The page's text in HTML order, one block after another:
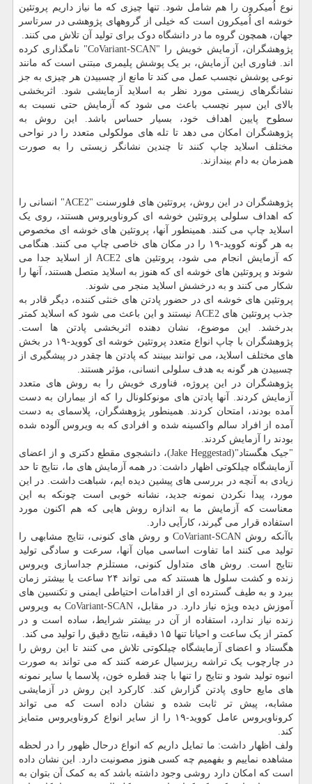
نوع اُمیکرون را هم شامل شود. تنها چیزی که ما نیاز داریم پروتئین
خوشه ای اُمیکرون است که خیلی از گروههای پژوهشی در سرتاسر
جهان، همچون گروه ما در دانشگاه دوک برای تولید آن تلاش می کنند.
پژوهشگران، آزمایش خویش را "CoVariant-SCAN" نامگذاری کرده
اند. فناوری این آزمایش، بر یک پوشش پلیمری مبتنی است که مانند
نوعی پوشش نچسب عمل می کند تا مانع از چسبیدن هر چیزی به جز
نشانگرهای زیستی مورد نظر به اسلاید آزمایشی شود. اثربخشی
بالای این سپر نچسب باعث می شود که آزمایش حتی نسبت به
سطوح پایین اهداف خود، بسیار حساس باشد. این روش به
پژوهشگران امکان می دهد تا تله های مولکولی متعدد را در نواحی
مختلف اسلاید چاپ کنند تا چندین نشانگر زیستی را به صورت
همزمان به دام بیندازند.
پژوهشگران در این روش، پروتئین های فلورسنت "ACE2" انسانی را
که اهداف سلولی پروتئین خوشه ای کروناویروس هستند، روی یک
اسلاید چاپ می کنند. همینطور آنها، پروتئین های خوشه ای مخصوص
به هر گونه کووید-۱۹ را در مکان های خاصی چاپ می کنند. هنگامی
که آزمایش انجام می شود، پروتئین های ACE2 از اسلاید جدا می
شوند و پروتئین های خوشه ای که هنوز به اسلاید متصل هستند، آنها را
شکار می کنند و به درخشش اسلاید منجر می شوند.
پروتئین های خوشه ای در حضور پادتن های خنثی کننده، دیگر قادر به
جذب پروتئین های ACE2 نیستند و این باعث می شود که اسلاید کمتر
بدرخشد. این موضوع، نشان دهنده اثربخشی پادتن ها است.
پژوهشگران با چاپ انواع متعدد پروتئین خوشه ای کووید-۱۹ در بخش
های مختلف اسلاید، می توانند ببینند که پادتن ها چقدر در پیشگیری از
چسبیدن هر گونه به هدف سلولی انسانی، مؤثر هستند.
پژوهشگران در این پروژه، فناوری خویش را به روش های متعدد
آزمایش کردند. آنها پادتن های مونوکلونال را که از بیماران به دست
آمده بودند، امتحان کردند. همینطور پژوهشگران، پلاسمای به دست
آمده از افراد سالم واکسینه شده و افرادی که به ویروس آلوده شده
بودند را آزمایش کردند.
"جیک هگستاد"(Jake Heggestad)، دانشجوی مقطع دکتری و از اعضای
آزمایشگاه چیلکوتی اظهار داشت: در همه آزمایش های ما، نتایج تا حد
زیادی به آنچه در بررسی های پیشین دیده ایم، شباهت داشت. در این
مورد، پیدا نکردن نمونه جدید، نشانه خوبی است چونکه به این
معناست که آزمایش ما به اندازه روش هایی که هم اکنون مورد
استفاده قرار می گیرند، کارآیی دارد.
باآنکه روش CoVariant-SCAN و روش های کنونی، نتایج مشابهی را
تولید می کنند اما تفاوت اساسی میان آنها، سرعت و سادگی تولید
نتایج است. روش های متداول کنونی، مستلزم جداسازی ویروس
زنده و کشت سلول ها هستند که می تواند ۲۴ ساعت یا بیشتر زمان
ببرد و به طیف گسترده ای از اقدامات احتیاطی ایمنی و تکنسین های
آموزش دیده ویژه نیاز دارد. در مقابل، CoVariant-SCAN به ویروس
زنده نیاز ندارد، استفاده از آن در بیشتر شرایط، ساده است و در
کمتر از یک ساعت و احیانا تنها ۱۵ دقیقه، نتایج دقیق را تولید می کند.
هگستاد و اعضای آزمایشگاه چیلکوتی تلاش می کنند تا این روش را
در چارچوب یک تراشه ریزسیال عرضه کنند که می تواند به صورت
انبوه تولید شود و نتایج را تنها با چند قطره خون، پلاسما یا سایر نمونه
های مایع حاوی پادتن گزارش کند. کارکرد این روش در آزمایشی
مشابه، پیش تر ثابت شده و نشان داده است که می تواند
کروناویروس عامل کووید-۱۹ را از سایر انواع کروناویروس متمایز
کند.
ولف اظهار داشت: ما تمایل داریم که انواع درحال ظهور را در لحظه
مشاهده نماییم و بفهمیم چه کسی هنوز مصونیت دارد. این نشان داده
است که امکان دارد روشی وجود داشته باشد که به کمک آن بتوان به